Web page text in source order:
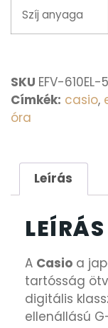
Szíj anyaga
SKU EFV-610EL-
Címkék: casio,
óra
Leírás
LEÍRÁS
A Casio a
tartósság
digitális
ellenállású